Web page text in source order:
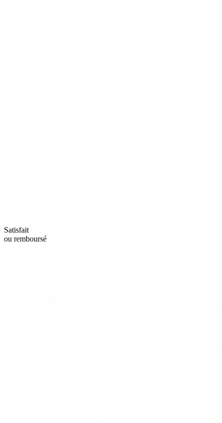
Satisfait
ou remboursé